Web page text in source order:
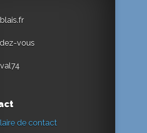
vous
de contact